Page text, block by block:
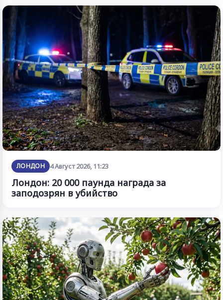
ЛОНДОН 4 Август 2026, 11:23
Лондон: 20 000 паунда награда за
заподозрян в убийство